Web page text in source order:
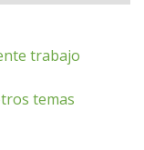
trabajo
temas